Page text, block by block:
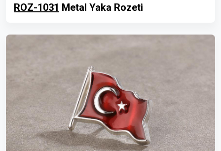
ROZ-1031 Metal Yaka Rozeti